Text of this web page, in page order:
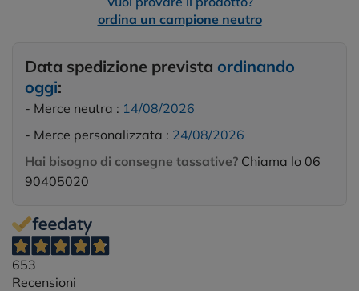
ordina un campione neutro
Data spedizione prevista ordinando
oggi:
- Merce neutra : 14/08/2026
- Merce personalizzata : 24/08/2026
Hai bisogno di consegne tassative? Chiama lo 06
90405020
653
Recensioni